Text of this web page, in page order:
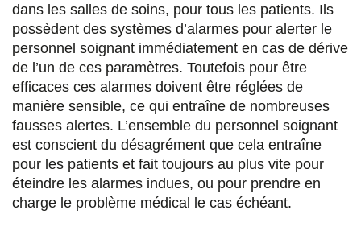
dans les salles de soins, pour tous les patients. Ils
possèdent des systèmes d’alarmes pour alerter le
personnel soignant immédiatement en cas de dérive
de l’un de ces paramètres. Toutefois pour être
efficaces ces alarmes doivent être réglées de
manière sensible, ce qui entraîne de nombreuses
fausses alertes. L’ensemble du personnel soignant
est conscient du désagrément que cela entraîne
pour les patients et fait toujours au plus vite pour
éteindre les alarmes indues, ou pour prendre en
charge le problème médical le cas échéant.